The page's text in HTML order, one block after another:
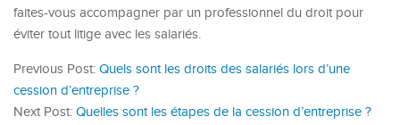
faites-vous accompagner par un professionnel du droit pour
éviter tout litige avec les salariés.
Previous Post: Quels sont les droits des salariés lors d’une
cession d’entreprise ?
Next Post: Quelles sont les étapes de la cession d’entreprise ?